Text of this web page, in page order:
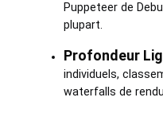
Puppeteer de
plupart.
Profondeur
individuels,
waterfalls de